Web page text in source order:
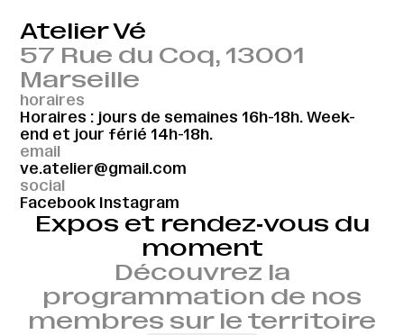
Atelier Vé
57 Rue du Coq, 13001
Marseille
horaires
Horaires : jours de semaines 16h-18h. Week-
end et jour férié 14h-18h.
email
ve.atelier@gmail.com
social
Facebook Instagram
Expos et rendez‑vous du
moment
Découvrez la
programmation de nos
membres sur le territoire